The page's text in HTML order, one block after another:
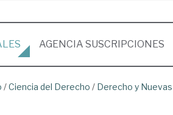
AGENCIA SUSCRIPCIONES
/Ciencia del Derecho / Derecho y